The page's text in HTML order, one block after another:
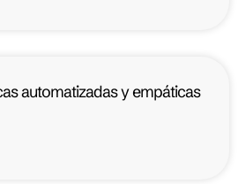
automatizadas y empáticas